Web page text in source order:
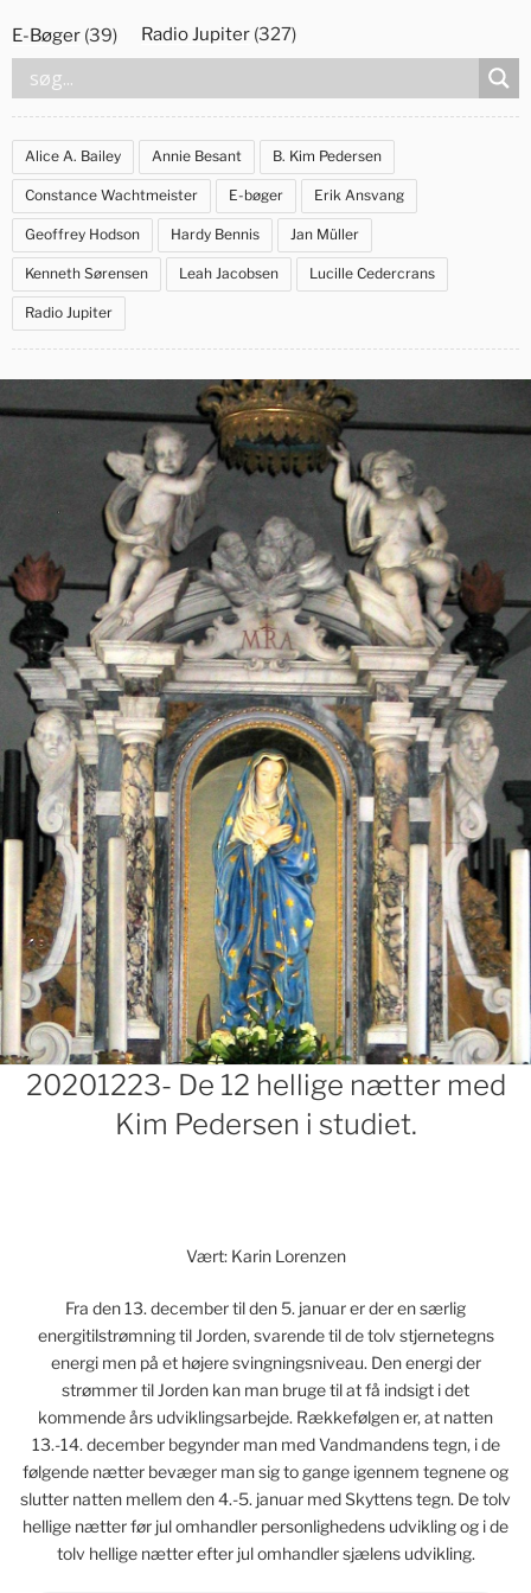
til
indhold
E-Bøger (39) Radio Jupiter (327)
Alice A. Bailey Annie Besant B. Kim Pedersen
Constance Wachtmeister E-bøger Erik Ansvang
Geoffrey Hodson Hardy Bennis Jan Müller
Kenneth Sørensen Leah Jacobsen Lucille Cedercrans
Radio Jupiter
20201223- De 12 hellige nætter med
Kim Pedersen i studiet.
Vært: Karin Lorenzen
Fra den 13. december til den 5. januar er der en særlig
energitilstrømning til Jorden, svarende til de tolv stjernetegns
energi men på et højere svingningsniveau. Den energi der
strømmer til Jorden kan man bruge til at få indsigt i det
kommende års udviklingsarbejde. Rækkefølgen er, at natten
13.-14. december begynder man med Vandmandens tegn, i de
følgende nætter bevæger man sig to gange igennem tegnene og
slutter natten mellem den 4.-5. januar med Skyttens tegn. De tolv
hellige nætter før jul omhandler personlighedens udvikling og i de
tolv hellige nætter efter jul omhandler sjælens udvikling.
Indlægsnavigation